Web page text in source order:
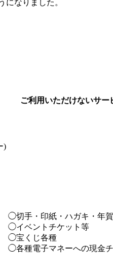
になりました。
ご利用いただけないサー
)
◯切手・印紙・ハガキ・年
◯イベントチケット等
◯宝くじ各種
◯各種電子マネーへの現金